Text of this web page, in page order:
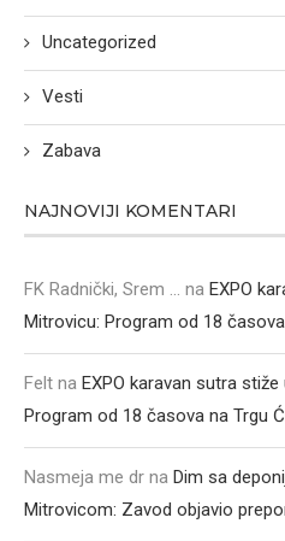
Uncategorized
Vesti
Zabava
NAJNOVIJI KOMENTARI
FK Radnički, Srem ... na EXPO
Mitrovicu: Program od 18
Felt na EXPO karavan sutra
Program od 18 časova na Trgu
Nasmeja me dr na Dim sa
Mitrovicom: Zavod objavio